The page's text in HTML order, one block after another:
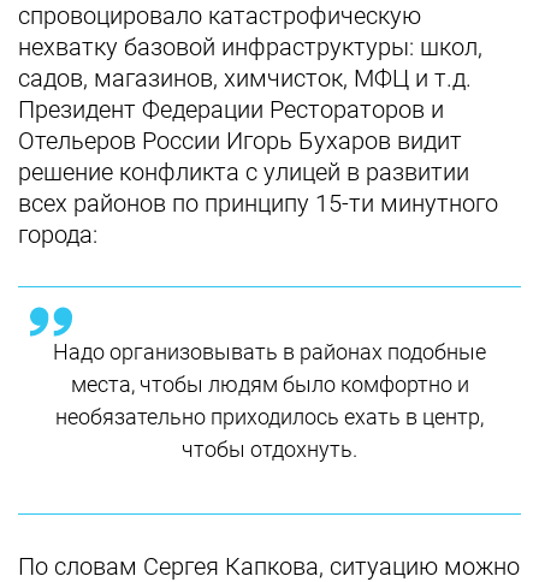
спровоцировало катастрофическую
нехватку базовой инфраструктуры: школ,
садов, магазинов, химчисток, МФЦ и т.д.
Президент Федерации Рестораторов и
Отельеров России Игорь Бухаров видит
решение конфликта с улицей в развитии
всех районов по принципу 15-ти минутного
города:
Надо организовывать в районах подобные
места, чтобы людям было комфортно и
необязательно приходилось ехать в центр,
чтобы отдохнуть.
По словам Сергея Капкова, ситуацию можно